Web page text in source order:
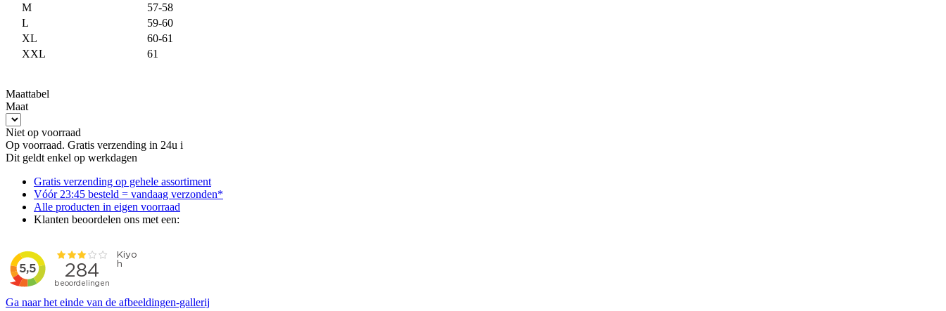
M
57-58
L
59-60
XL
60-61
XXL
61
Maattabel
Maat
Niet op voorraad
Op voorraad. Gratis verzending in 24u i
Dit geldt enkel op werkdagen
Gratis verzending op gehele assortiment
Vóór 23:45 besteld = vandaag verzonden*
Alle producten in eigen voorraad
Klanten beoordelen ons met een:
Ga naar het einde van de afbeeldingen-gallerij